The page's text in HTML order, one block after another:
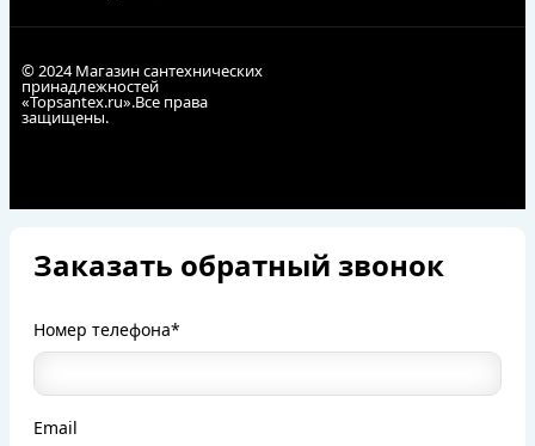
© 2024 Магазин сантехнических
принадлежностей
«Topsantex.ru».Все права
защищены.
Заказать обратный звонок
Номер телефона*
Email